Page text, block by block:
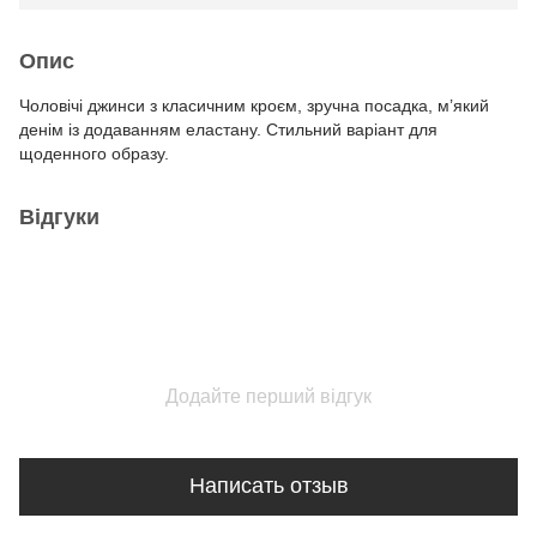
Опис
Чоловічі джинси з класичним кроєм, зручна посадка, м’який
денім із додаванням еластану. Стильний варіант для
щоденного образу.
Відгуки
Додайте перший відгук
Написать отзыв